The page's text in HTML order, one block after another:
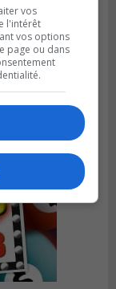
16U
vos
l'intérêt
vos options
page ou dans